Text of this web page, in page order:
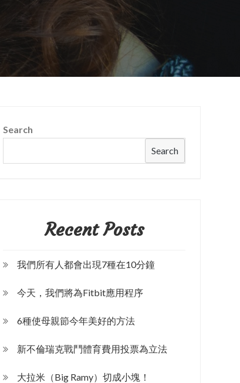
Search
Search
Recent Posts
我們所有人都會出現7種在10分鐘
今天，我們將為Fitbit應用程序
6種使母親節今年美好的方法
新不倫瑞克戰鬥體育費用投票為立法
大拉米（Big Ramy）切成小塊！